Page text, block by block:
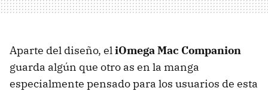
Aparte del diseño, eliOmega Mac Companion
guarda algún que otro as en la manga
especialmente pensado para los usuarios de esta